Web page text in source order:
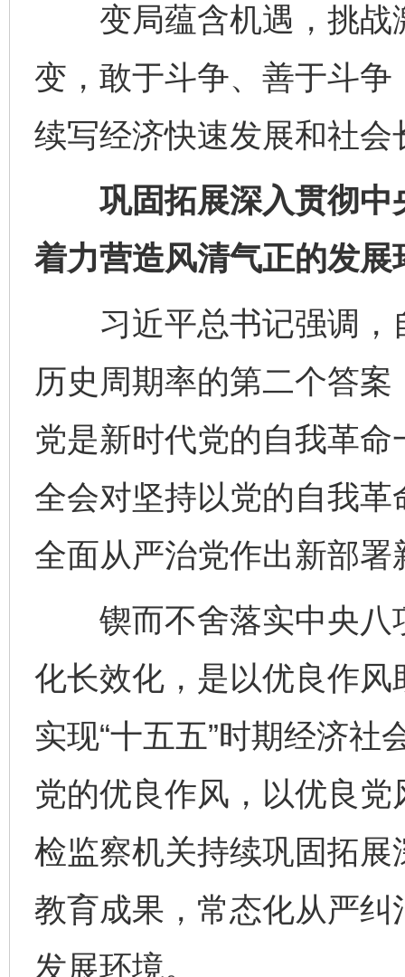
变局蕴含机遇，挑战
变，敢于斗争、善于斗
续写经济快速发展和社
巩固拓展深入贯彻中
着力营造风清气正的发展
习近平总书记强调，
历史周期率的第二个答
党是新时代党的自我革
全会对坚持以党的自我
全面从严治党作出新部署
锲而不舍落实中央八
化长效化，是以优良作
实现“十五五”时期经济
党的优良作风，以优良
检监察机关持续巩固拓
教育成果，常态化从严纠
发展环境。